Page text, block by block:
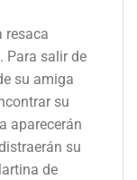
resaca
Para salir de
su amiga
su
aparecerán
su
de